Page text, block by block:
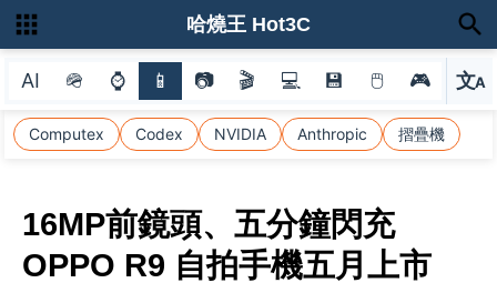
AI 🪖 ⌚ 📱 📷 🎬 💻 💾 🖱 🎮 文A
選
Computex Codex NVIDIA Anthropic 摺疊機
哈燒王 Hot3C
16MP前鏡頭、五分鐘閃充
OPPO R9 自拍手機五月上市